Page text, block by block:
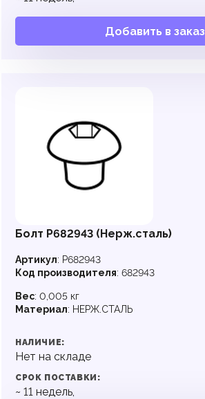
Добавить в заказ
Болт P682943 (Нерж.сталь)
Артикул: P682943
Код производителя: 682943
Вес: 0,005 кг
Материал: НЕРЖ.СТАЛЬ
НАЛИЧИЕ:
Нет на складе
СРОК ПОСТАВКИ:
~ 11 недель,